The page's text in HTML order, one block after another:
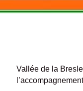
Vallée de la